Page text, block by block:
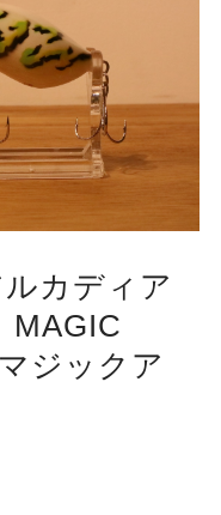
カディア
MAGIC
ジックア